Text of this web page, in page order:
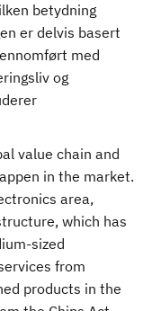
betydning
er delvis basert
med
og
value chain and
in the market.
area,
which has
sized
from
products in the